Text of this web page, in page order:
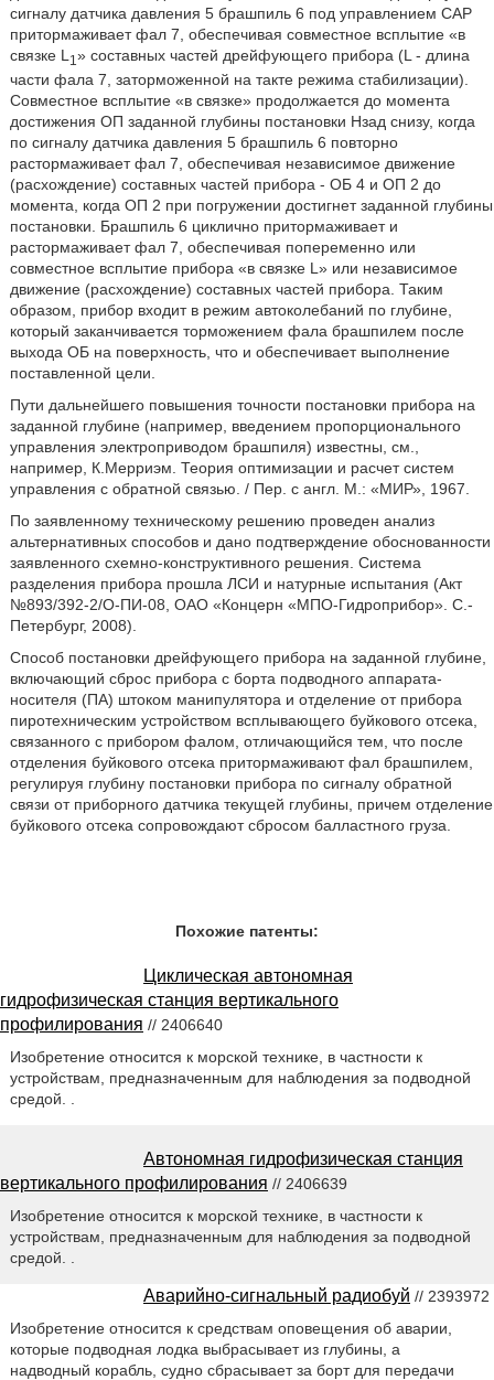
сигналу датчика давления 5 брашпиль 6 под управлением САР
притормаживает фал 7, обеспечивая совместное всплытие «в
связке L 1 » составных частей дрейфующего прибора (L - длина
части фала 7, заторможенной на такте режима стабилизации).
Совместное всплытие «в связке» продолжается до момента
достижения ОП заданной глубины постановки Нзад снизу, когда
по сигналу датчика давления 5 брашпиль 6 повторно
растормаживает фал 7, обеспечивая независимое движение
(расхождение) составных частей прибора - ОБ 4 и ОП 2 до
момента, когда ОП 2 при погружении достигнет заданной глубины
постановки. Брашпиль 6 циклично притормаживает и
растормаживает фал 7, обеспечивая попеременно или
совместное всплытие прибора «в связке L» или независимое
движение (расхождение) составных частей прибора. Таким
образом, прибор входит в режим автоколебаний по глубине,
который заканчивается торможением фала брашпилем после
выхода ОБ на поверхность, что и обеспечивает выполнение
поставленной цели.
Пути дальнейшего повышения точности постановки прибора на
заданной глубине (например, введением пропорционального
управления электроприводом брашпиля) известны, см.,
например, К.Мерриэм. Теория оптимизации и расчет систем
управления с обратной связью. / Пер. с англ. М.: «МИР», 1967.
По заявленному техническому решению проведен анализ
альтернативных способов и дано подтверждение обоснованности
заявленного схемно-конструктивного решения. Система
разделения прибора прошла ЛСИ и натурные испытания (Акт
№893/392-2/О-ПИ-08, ОАО «Концерн «МПО-Гидроприбор». С.-
Петербург, 2008).
Способ постановки дрейфующего прибора на заданной глубине,
включающий сброс прибора с борта подводного аппарата-
носителя (ПА) штоком манипулятора и отделение от прибора
пиротехническим устройством всплывающего буйкового отсека,
связанного с прибором фалом, отличающийся тем, что после
отделения буйкового отсека притормаживают фал брашпилем,
регулируя глубину постановки прибора по сигналу обратной
связи от приборного датчика текущей глубины, причем отделение
буйкового отсека сопровождают сбросом балластного груза.
Похожие патенты:
Циклическая автономная
гидрофизическая станция вертикального
профилирования // 2406640
Изобретение относится к морской технике, в частности к
устройствам, предназначенным для наблюдения за подводной
средой. .
Автономная гидрофизическая станция
вертикального профилирования // 2406639
Изобретение относится к морской технике, в частности к
устройствам, предназначенным для наблюдения за подводной
средой. .
Аварийно-сигнальный радиобуй // 2393972
Изобретение относится к средствам оповещения об аварии,
которые подводная лодка выбрасывает из глубины, а
надводный корабль, судно сбрасывает за борт для передачи